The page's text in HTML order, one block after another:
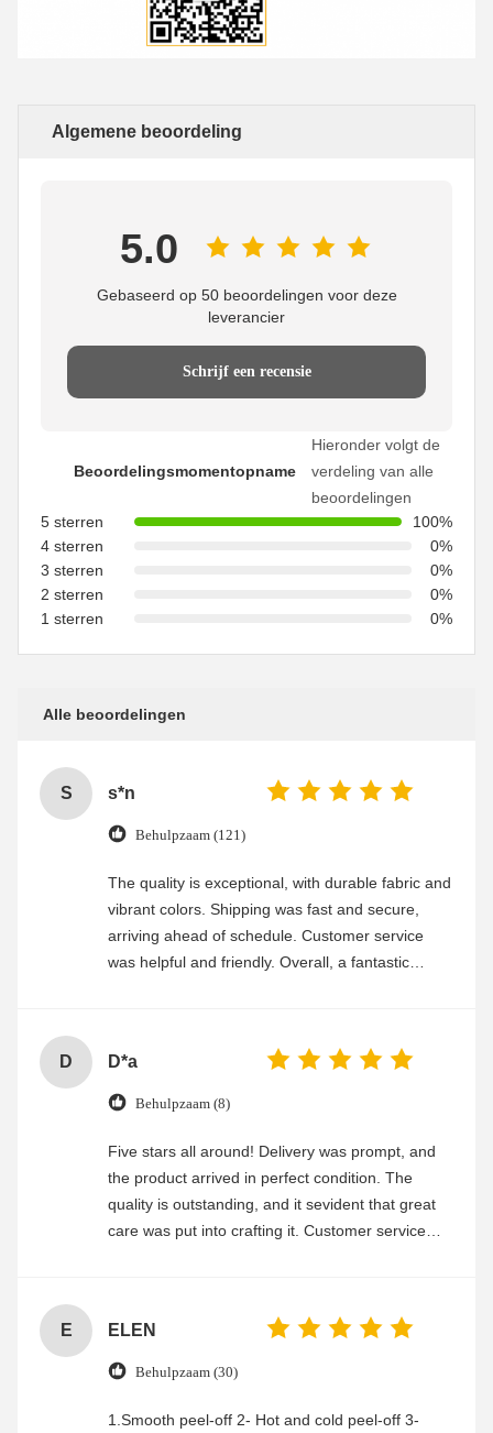
Algemene beoordeling
5.0
Gebaseerd op 50 beoordelingen voor deze
leverancier
Schrijf een recensie
Beoordelingsmomentopname
Hieronder volgt de
verdeling van alle
beoordelingen
5 sterren
100%
4 sterren
0%
3 sterren
0%
2 sterren
0%
1 sterren
0%
Alle beoordelingen
S s*n
Behulpzaam (121)
The quality is exceptional, with durable fabric and
vibrant colors. Shipping was fast and secure,
arriving ahead of schedule. Customer service
was helpful and friendly. Overall, a fantastic
D D*a
Behulpzaam (8)
Five stars all around! Delivery was prompt, and
the product arrived in perfect condition. The
quality is outstanding, and it sevident that great
care was put into crafting it. Customer service
E ELEN
Behulpzaam (30)
1.Smooth peel-off 2- Hot and cold peel-off 3-